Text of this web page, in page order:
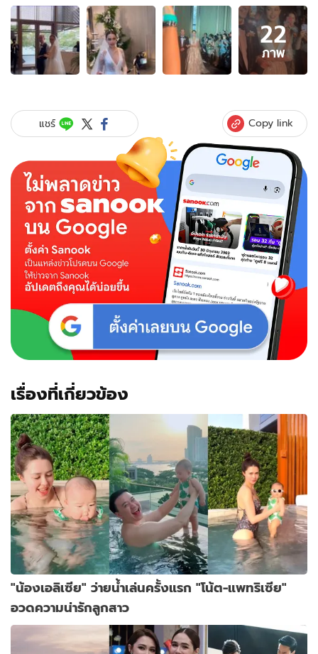
ภาพ
22
ภาพ
ของ
งาน
แต่ง
ทริ
เซีย-
โน้ต"
คุณ
เดวิด
ส่งตัว
ลูกสาว
อย่าง
ใจ
22
ภาพ
แชร์ Copy link
เรื่องที่เกี่ยวข้อง
"น้องเอลิเซีย" ว่ายน้ำเล่นครั้งแรก "โน้ต-แพทริเซีย"
อวดความน่ารักลูกสาว